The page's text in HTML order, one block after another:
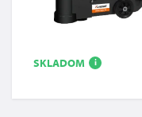
SKLADOM i